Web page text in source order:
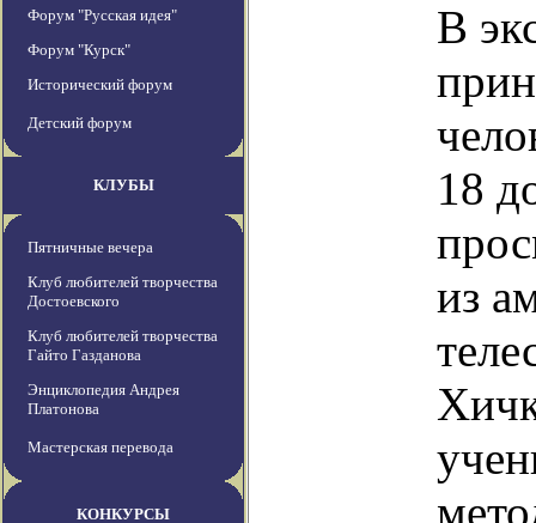
Форум "Русская идея"
Форум "Курск"
Исторический форум
Детский форум
КЛУБЫ
Пятничные вечера
Клуб любителей творчества
Достоевского
Клуб любителей творчества
Гайто Газданова
Энциклопедия Андрея
Платонова
Мастерская перевода
КОНКУРСЫ
В
18
из